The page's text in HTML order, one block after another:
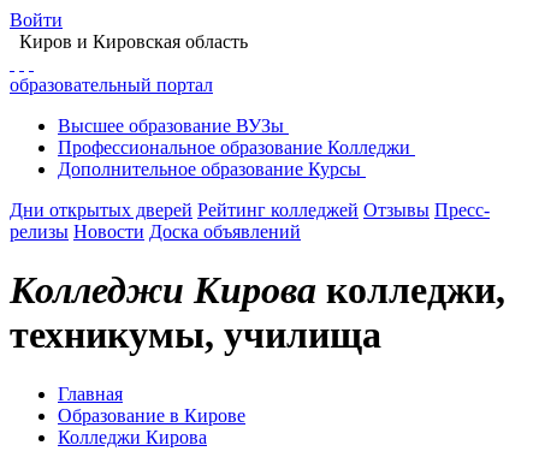
Войти
Киров и Кировская область
образовательный портал
Высшее образование ВУЗы
Профессиональное образование Колледжи
Дополнительное образование Курсы
Дни открытых дверей Рейтинг колледжей Отзывы Пресс-
релизы Новости Доска объявлений
Колледжи Кирова колледжи,
техникумы, училища
Главная
Образование в Кирове
Колледжи Кирова